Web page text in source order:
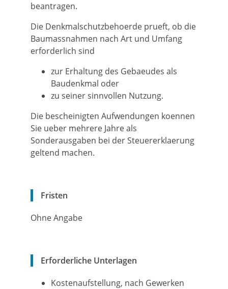
beantragen.
Die Denkmalschutzbehoerde prueft, ob die
Baumassnahmen nach Art und Umfang
erforderlich sind
zur Erhaltung des Gebaeudes als
Baudenkmal oder
zu seiner sinnvollen Nutzung.
Die bescheinigten Aufwendungen koennen
Sie ueber mehrere Jahre als
Sonderausgaben bei der Steuererklaerung
geltend machen.
Fristen
Ohne Angabe
Erforderliche Unterlagen
Kostenaufstellung, nach Gewerken